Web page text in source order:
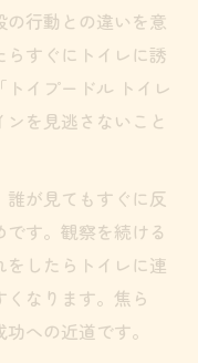
行動との違いを意
すぐにトイレに誘
イプードル トイレ
を見逃さないこと
誰が見てもすぐに反
す。観察を続ける
をしたらトイレに連
なります。焦ら
への近道です。